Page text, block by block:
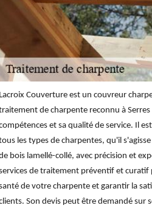
Lacroix Couverture est un couvreur
de charpente reconnu à Serres
et sa qualité de service. Il
les types de charpentes, qu'il
bois lamellé-collé, avec précision et
de traitement préventif et curatif
de votre charpente et garantir la
Son devis peut être demandé sur